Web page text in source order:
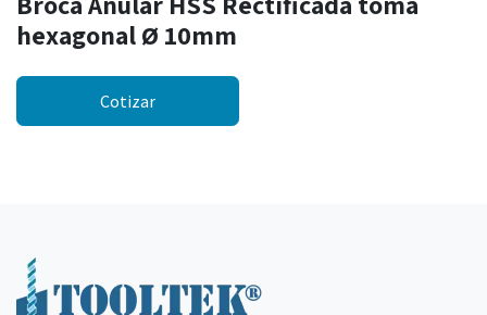
hexagonal Ø 10mm
Cotizar